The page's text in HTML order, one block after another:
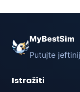
MyBestSim
Putujte
Istražiti